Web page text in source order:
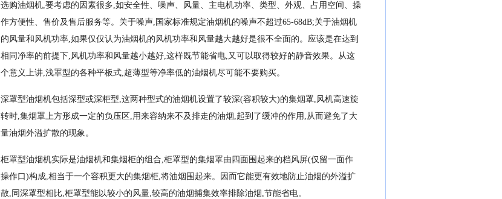
选购油烟机,要考虑的因素很多,如安全性、噪声、风量、主电机功率、类型、外观、占用空间、操
作方便性、售价及售后服务等。关于噪声,国家标准规定油烟机的噪声不超过65-68dB;关于油烟机
的风量和风机功率,如果仅仅认为油烟机的风机功率和风量越大越好是很不全面的。应该是在达到
相同净率的前提下,风机功率和风量越小越好,这样既节能省电,又可以取得较好的静音效果。从这
个意义上讲,浅罩型的各种平板式,超薄型等净率低的油烟机尽可能不要购买。
深罩型油烟机包括深型或深柜型,这两种型式的油烟机设置了较深(容积较大)的集烟罩,风机高速旋
转时,集烟罩上方形成一定的负压区,用来容纳来不及排走的油烟,起到了缓冲的作用,从而避免了大
量油烟外溢扩散的现象。
柜罩型油烟机实际是油烟机和集烟柜的组合,柜罩型的集烟罩由四面围起来的档风屏(仅留一面作
操作口)构成,相当于一个容积更大的集烟柜,将油烟围起来。因而它能更有效地防止油烟的外溢扩
散,同深罩型相比,柜罩型能以较小的风量,较高的油烟捕集效率排除油烟,节能省电。